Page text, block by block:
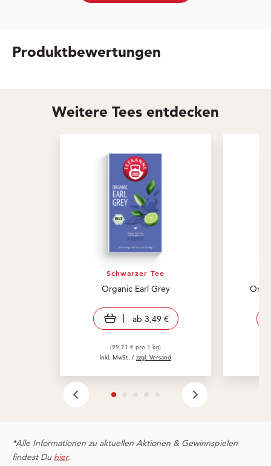
Produktbewertungen
Weitere Tees entdecken
Schwarzer Tee
Organic Earl Grey
view product
ab 3,49 €
(99,71 € pro 1 kg)
inkl. MwSt. / zzgl. Versand
*Alle Informationen zu aktuellen Aktionen & Gewinnspielen
findest Du hier.